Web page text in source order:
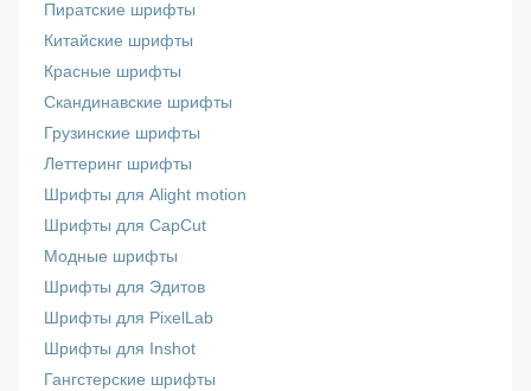
Пиратские шрифты
Китайские шрифты
Красные шрифты
Скандинавские шрифты
Грузинские шрифты
Леттеринг шрифты
Шрифты для Alight motion
Шрифты для CapCut
Модные шрифты
Шрифты для Эдитов
Шрифты для PixelLab
Шрифты для Inshot
Гангстерские шрифты